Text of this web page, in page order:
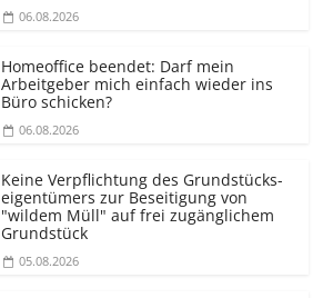
06.08.2026
Homeoffice beendet: Darf mein
Arbeitgeber mich einfach wieder ins
Büro schicken?
06.08.2026
Keine Verpflichtung des Grundstücks­
eigentümers zur Beseitigung von
"wildem Müll" auf frei zugänglichem
Grundstück
05.08.2026